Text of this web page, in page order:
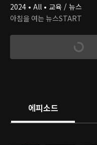
2024 • All • 교육 / 뉴스
아침을 여는 뉴스START
에피소드